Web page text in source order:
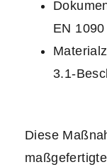
EN 1090
3.1-
Diese